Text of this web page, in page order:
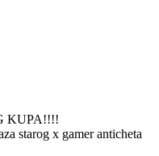
KUPA!!!!
starog x gamer anticheta